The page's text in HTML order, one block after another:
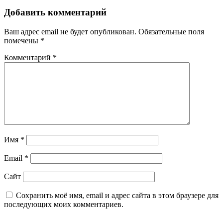
Добавить комментарий
Ваш адрес email не будет опубликован. Обязательные поля
помечены *
Комментарий *
Имя *
Email *
Сайт
Сохранить моё имя, email и адрес сайта в этом браузере для
последующих моих комментариев.